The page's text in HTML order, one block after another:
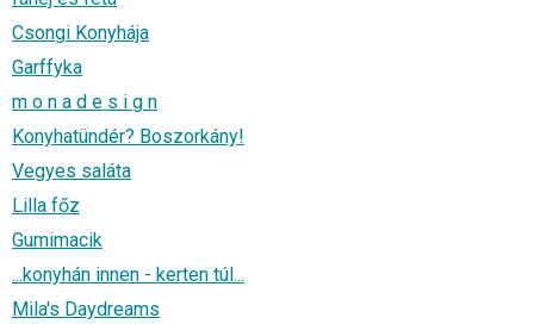
Csongi Konyhája
Garffyka
m o n a d e s i g n
Konyhatündér? Boszorkány!
Vegyes saláta
Lilla főz
Gumimacik
...konyhán innen - kerten túl...
Mila's Daydreams